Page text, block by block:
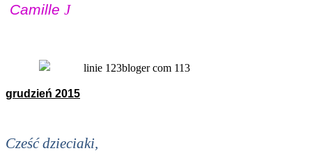
Camille J
grudzień 2015
Cześć dzieciaki,